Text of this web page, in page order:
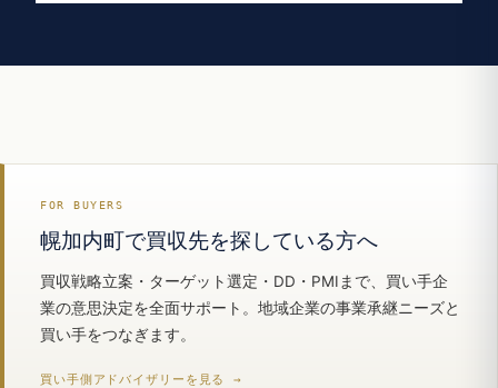
FOR BUYERS
幌加内町で買収先を探している方へ
買収戦略立案・ターゲット選定・DD・PMIまで、買い手企
業の意思決定を全面サポート。地域企業の事業承継ニーズと
買い手をつなぎます。
買い手側アドバイザリーを見る →